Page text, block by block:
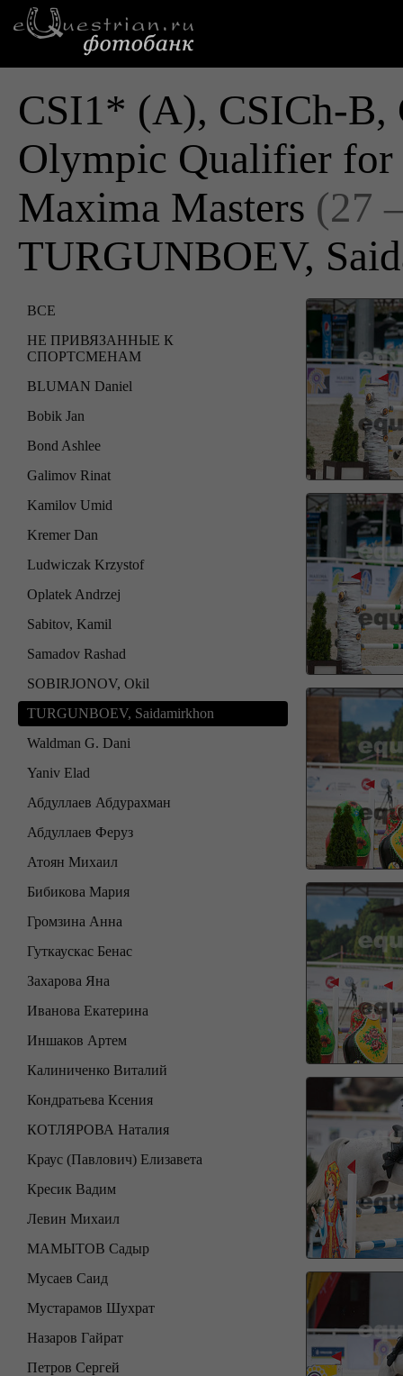
CSI1* (A), CSICh-B,
Olympic Qualifier
Maxima Masters (27
TURGUNBOEV,
ВСЕ
НЕ ПРИВЯЗАННЫЕ К
СПОРТСМЕНАМ
BLUMAN Daniel
Bobik Jan
Bond Ashlee
Galimov Rinat
Kamilov Umid
Kremer Dan
Ludwiczak Krzystof
Oplatek Andrzej
Sabitov, Kamil
Samadov Rashad
SOBIRJONOV, Okil
TURGUNBOEV, Saidamirkhon
Waldman G. Dani
Yaniv Elad
Абдуллаев Абдурахман
Абдуллаев Феруз
Атоян Михаил
Бибикова Мария
Громзина Анна
Гуткаускас Бенас
Захарова Яна
Иванова Екатерина
Иншаков Артем
Калиниченко Виталий
Кондратьева Ксения
КОТЛЯРОВА Наталия
Краус (Павлович) Елизавета
Кресик Вадим
Левин Михаил
МАМЫТОВ Садыр
Мусаев Саид
Мустарамов Шухрат
Назаров Гайрат
Петров Сергей